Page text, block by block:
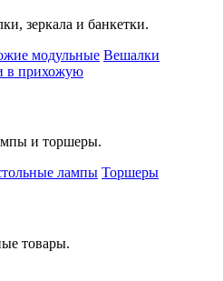
зеркала и банкетки.
модульные Вешалки
в прихожую
и торшеры.
лампы Торшеры
товары.